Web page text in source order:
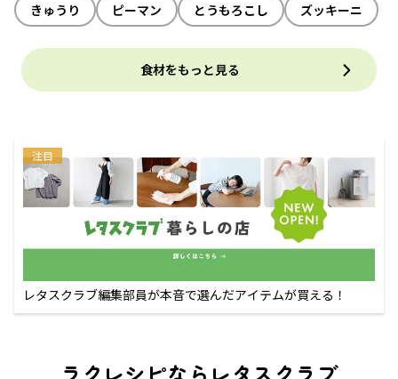
きゅうり
ピーマン とうもろこし ズッキーニ
食材をもっと見る
注目
レタスクラブ編集部員が本音で選んだアイテムが買える！